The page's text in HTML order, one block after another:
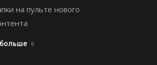
на пульте нового